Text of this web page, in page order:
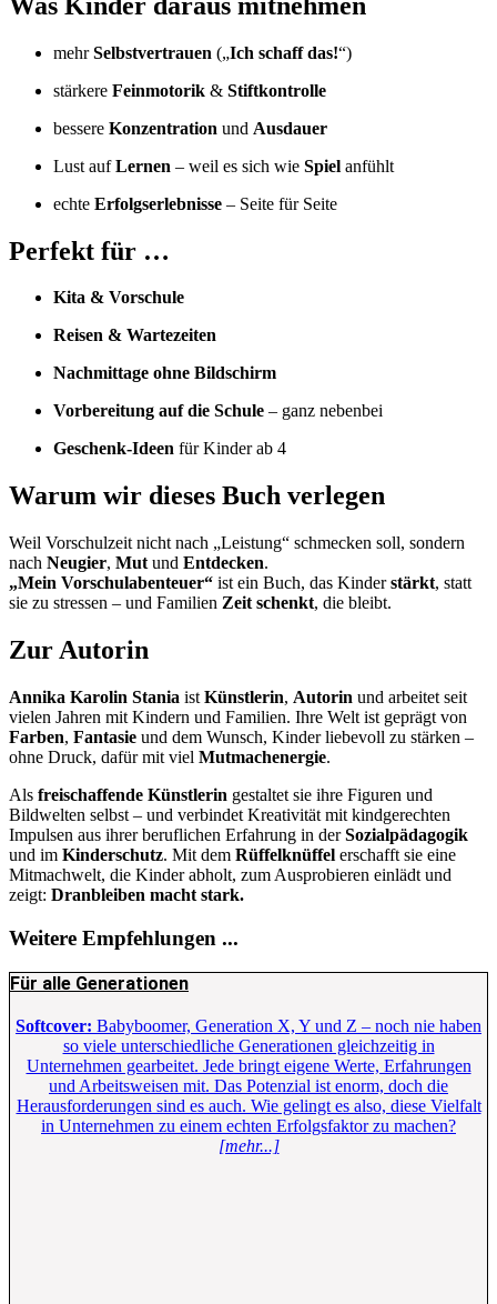
mehrSelbstvertrauen („Ich schaff das!“)
stärkere Feinmotorik & Stiftkontrolle
bessere Konzentration und Ausdauer
Lust aufLernen – weil es sich wie Spiel anfühlt
echte Erfolgserlebnisse – Seite für Seite
Perfekt für …
Kita & Vorschule
Reisen & Wartezeiten
Nachmittage ohne Bildschirm
Vorbereitung auf die Schule – ganz nebenbei
Geschenk-Ideen für Kinder ab 4
Warum wir dieses Buch verlegen
Weil Vorschulzeit nicht nach „Leistung“ schmecken soll, sondern
nach Neugier, Mut und Entdecken.
„Mein Vorschulabenteuer“ ist ein Buch, das Kinderstärkt, statt
sie zu stressen – und Familien Zeit schenkt, die bleibt.
Zur Autorin
Annika Karolin Stania ist Künstlerin, Autorin und arbeitet seit
vielen Jahren mit Kindern und Familien. Ihre Welt ist geprägt von
Farben, Fantasie und dem Wunsch, Kinder liebevoll zu stärken –
ohne Druck, dafür mit viel Mutmachenergie.
Als freischaffende Künstlerin gestaltet sie ihre Figuren und
Bildwelten selbst – und verbindet Kreativität mit kindgerechten
Impulsen aus ihrer beruflichen Erfahrung in derSozialpädagogik
und im Kinderschutz. Mit dem Rüffelknüffel erschafft sie eine
Mitmachwelt, die Kinder abholt, zum Ausprobieren einlädt und
zeigt: Dranbleiben macht stark.
Weitere Empfehlungen ...
Für alle Generationen
Softcover: Babyboomer, Generation X, Y und Z – noch nie haben
so viele unterschiedliche Generationen gleichzeitig in
Unternehmen gearbeitet. Jede bringt eigene Werte, Erfahrungen
und Arbeitsweisen mit. Das Potenzial ist enorm, doch die
Herausforderungen sind es auch. Wie gelingt es also, diese Vielfalt
in Unternehmen zu einem echten Erfolgsfaktor zu machen?
[mehr...]